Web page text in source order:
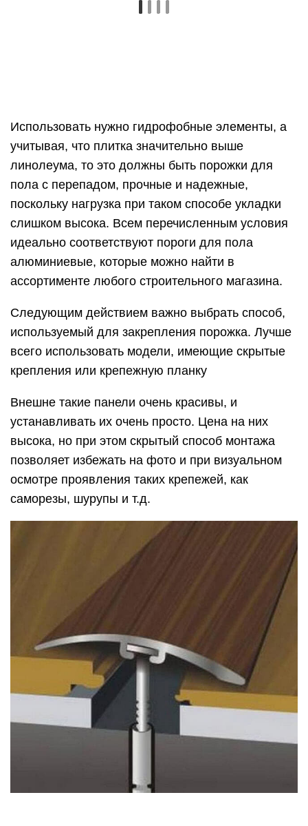
Использовать нужно гидрофобные элементы, а
учитывая, что плитка значительно выше
линолеума, то это должны быть порожки для
пола с перепадом, прочные и надежные,
поскольку нагрузка при таком способе укладки
слишком высока. Всем перечисленным условия
идеально соответствуют пороги для пола
алюминиевые, которые можно найти в
ассортименте любого строительного магазина.
Следующим действием важно выбрать способ,
используемый для закрепления порожка. Лучше
всего использовать модели, имеющие скрытые
крепления или крепежную планку
Внешне такие панели очень красивы, и
устанавливать их очень просто. Цена на них
высока, но при этом скрытый способ монтажа
позволяет избежать на фото и при визуальном
осмотре проявления таких крепежей, как
саморезы, шурупы и т.д.